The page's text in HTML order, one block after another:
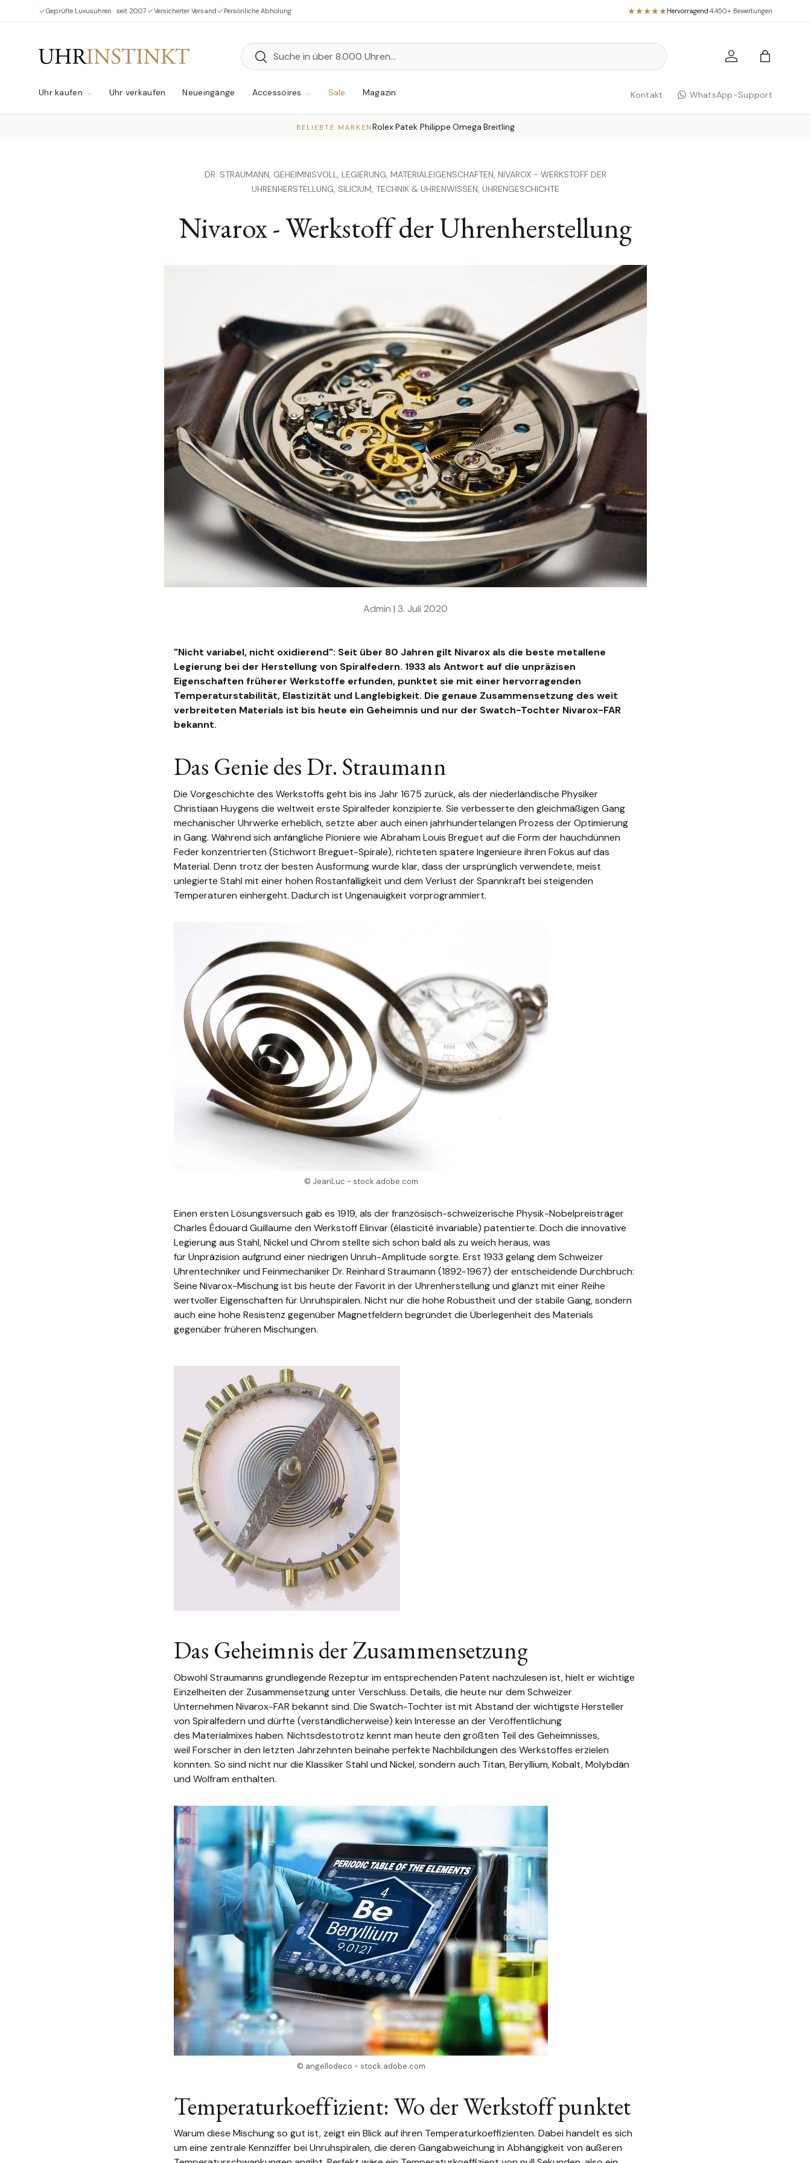
Direkt zum Inhalt
Geprüfte Luxusuhren · seit 2007 Versicherter Versand Persönliche Abholung Hervorragend·4.450+ Bewertungen
Suchen
Suchen Einloggen
Uhr kaufen Uhr verkaufen Neueingänge Accessoires Sale Magazin Kontakt WhatsApp-Support
BELIEBTE MARKEN Rolex·Patek Philippe·Omega·Breitling
DR. STRAUMANN, GEHEIMNISVOLL, LEGIERUNG, MATERIALEIGENSCHAFTEN, NIVAROX - WERKSTOFF DER
UHRENHERSTELLUNG, SILICIUM, TECHNIK & UHRENWISSEN, UHRENGESCHICHTE
Nivarox - Werkstoff der Uhrenherstellung
Admin | 3. Juli 2020
"Nicht variabel, nicht oxidierend": Seit über 80 Jahren gilt Nivarox als die beste metallene
Legierung bei der Herstellung von Spiralfedern. 1933 als Antwort auf die unpräzisen
Eigenschaften früherer Werkstoffe erfunden, punktet sie mit einer hervorragenden
Temperaturstabilität, Elastizität und Langlebigkeit. Die genaue Zusammensetzung des weit
verbreiteten Materials ist bis heute ein Geheimnis und nur der Swatch-Tochter Nivarox-FAR
bekannt.
Das Genie des Dr. Straumann
Die Vorgeschichte des Werkstoffs geht bis ins Jahr 1675 zurück, als der niederländische Physiker
Christiaan Huygens die weltweit erste Spiralfeder konzipierte. Sie verbesserte den gleichmäßigen Gang
mechanischer Uhrwerke erheblich, setzte aber auch einen jahrhundertelangen Prozess der Optimierung
in Gang. Während sich anfängliche Pioniere wie Abraham Louis Breguet auf die Form der hauchdünnen
Feder konzentrierten (Stichwort Breguet-Spirale), richteten spätere Ingenieure ihren Fokus auf das
Material. Denn trotz der besten Ausformung wurde klar, dass der ursprünglich verwendete, meist
unlegierte Stahl mit einer hohen Rostanfälligkeit und dem Verlust der Spannkraft bei steigenden
Temperaturen einhergeht. Dadurch ist Ungenauigkeit vorprogrammiert.
© JeanLuc - stock.adobe.com
Einen ersten Lösungsversuch gab es 1919, als der französisch-schweizerische Physik-Nobelpreisträger
Charles Édouard Guillaume den WerkstoffElinvar(élasticité invariable) patentierte. Doch die innovative
Legierung aus Stahl, Nickel und Chrom stellte sich schon bald als zu weich heraus, was
fürUnpräzision aufgrund einer niedrigen Unruh-Amplitude sorgte. Erst 1933 gelang dem Schweizer
Uhrentechniker und Feinmechaniker Dr. Reinhard Straumann (1892-1967) der entscheidende Durchbruch:
Seine Nivarox-Mischung ist bis heute der Favorit in der Uhrenherstellung und glänzt mit einer Reihe
wertvoller Eigenschaften für Unruhspiralen. Nicht nur die hohe Robustheit und der stabile Gang, sondern
auch eine hohe Resistenz gegenüber Magnetfeldern begründet die Überlegenheit des Materials
gegenüber früheren Mischungen.
Das Geheimnis der Zusammensetzung
Obwohl Straumanns grundlegende Rezeptur im entsprechenden Patent nachzulesen ist, hielt er wichtige
Einzelheiten der Zusammensetzung unter Verschluss. Details, die heute nur dem Schweizer
Unternehmen Nivarox-FAR bekannt sind. Die Swatch-Tochter ist mit Abstand der wichtigste Hersteller
von Spiralfedern und dürfte (verständlicherweise) kein Interesse an der Veröffentlichung
des Materialmixes haben. Nichtsdestotrotz kennt man heute den größten Teil des Geheimnisses,
weil Forscherin den letzten Jahrzehnten beinahe perfekte Nachbildungen des Werkstoffes erzielen
konnten. So sind nicht nur die Klassiker Stahl und Nickel, sondern auch Titan, Beryllium, Kobalt, Molybdän
und Wolfram enthalten.
© angellodeco - stock.adobe.com
Temperaturkoeffizient: Wo der Werkstoff punktet
Warum diese Mischung so gut ist, zeigt ein Blick auf ihren Temperaturkoeffizienten. Dabei handelt es sich
um eine zentrale Kennziffer bei Unruhspiralen, die deren Gangabweichung in Abhängigkeit von äußeren